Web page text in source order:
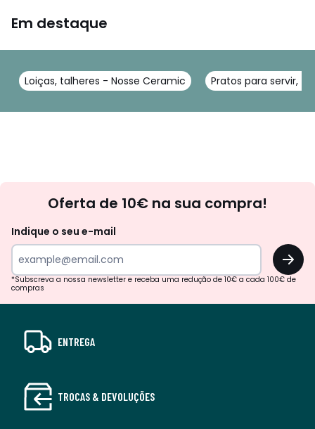
Em destaque
Loiças, talheres - Nosse Ceramic Pratos para servir,
Oferta de 10€ na sua compra!
Indique o seu e-mail
OK
*Subscreva a nossa newsletter e receba uma redução de 10€ a cada 100€ de
compras
ENTREGA
TROCAS & DEVOLUÇÕES